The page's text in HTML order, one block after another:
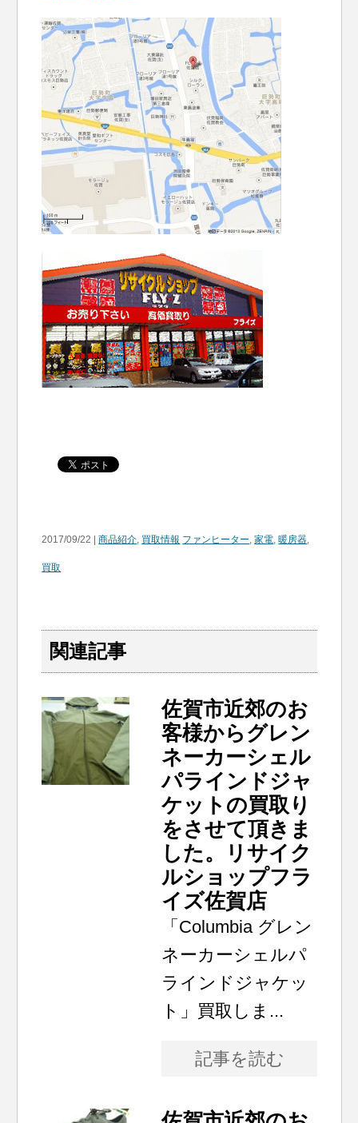
2017/09/22 |商品紹介, 買取情報 ファンヒーター,家電,暖房器,
買取
関連記事
佐賀市近郊のお
客様からグレン
ネーカーシェル
パラインドジャ
ケットの買取り
をさせて頂きま
した。リサイク
ルショップフラ
イズ佐賀店
「Columbia グレン
ネーカーシェルパ
ラインドジャケッ
ト」買取しま...
記事を読む